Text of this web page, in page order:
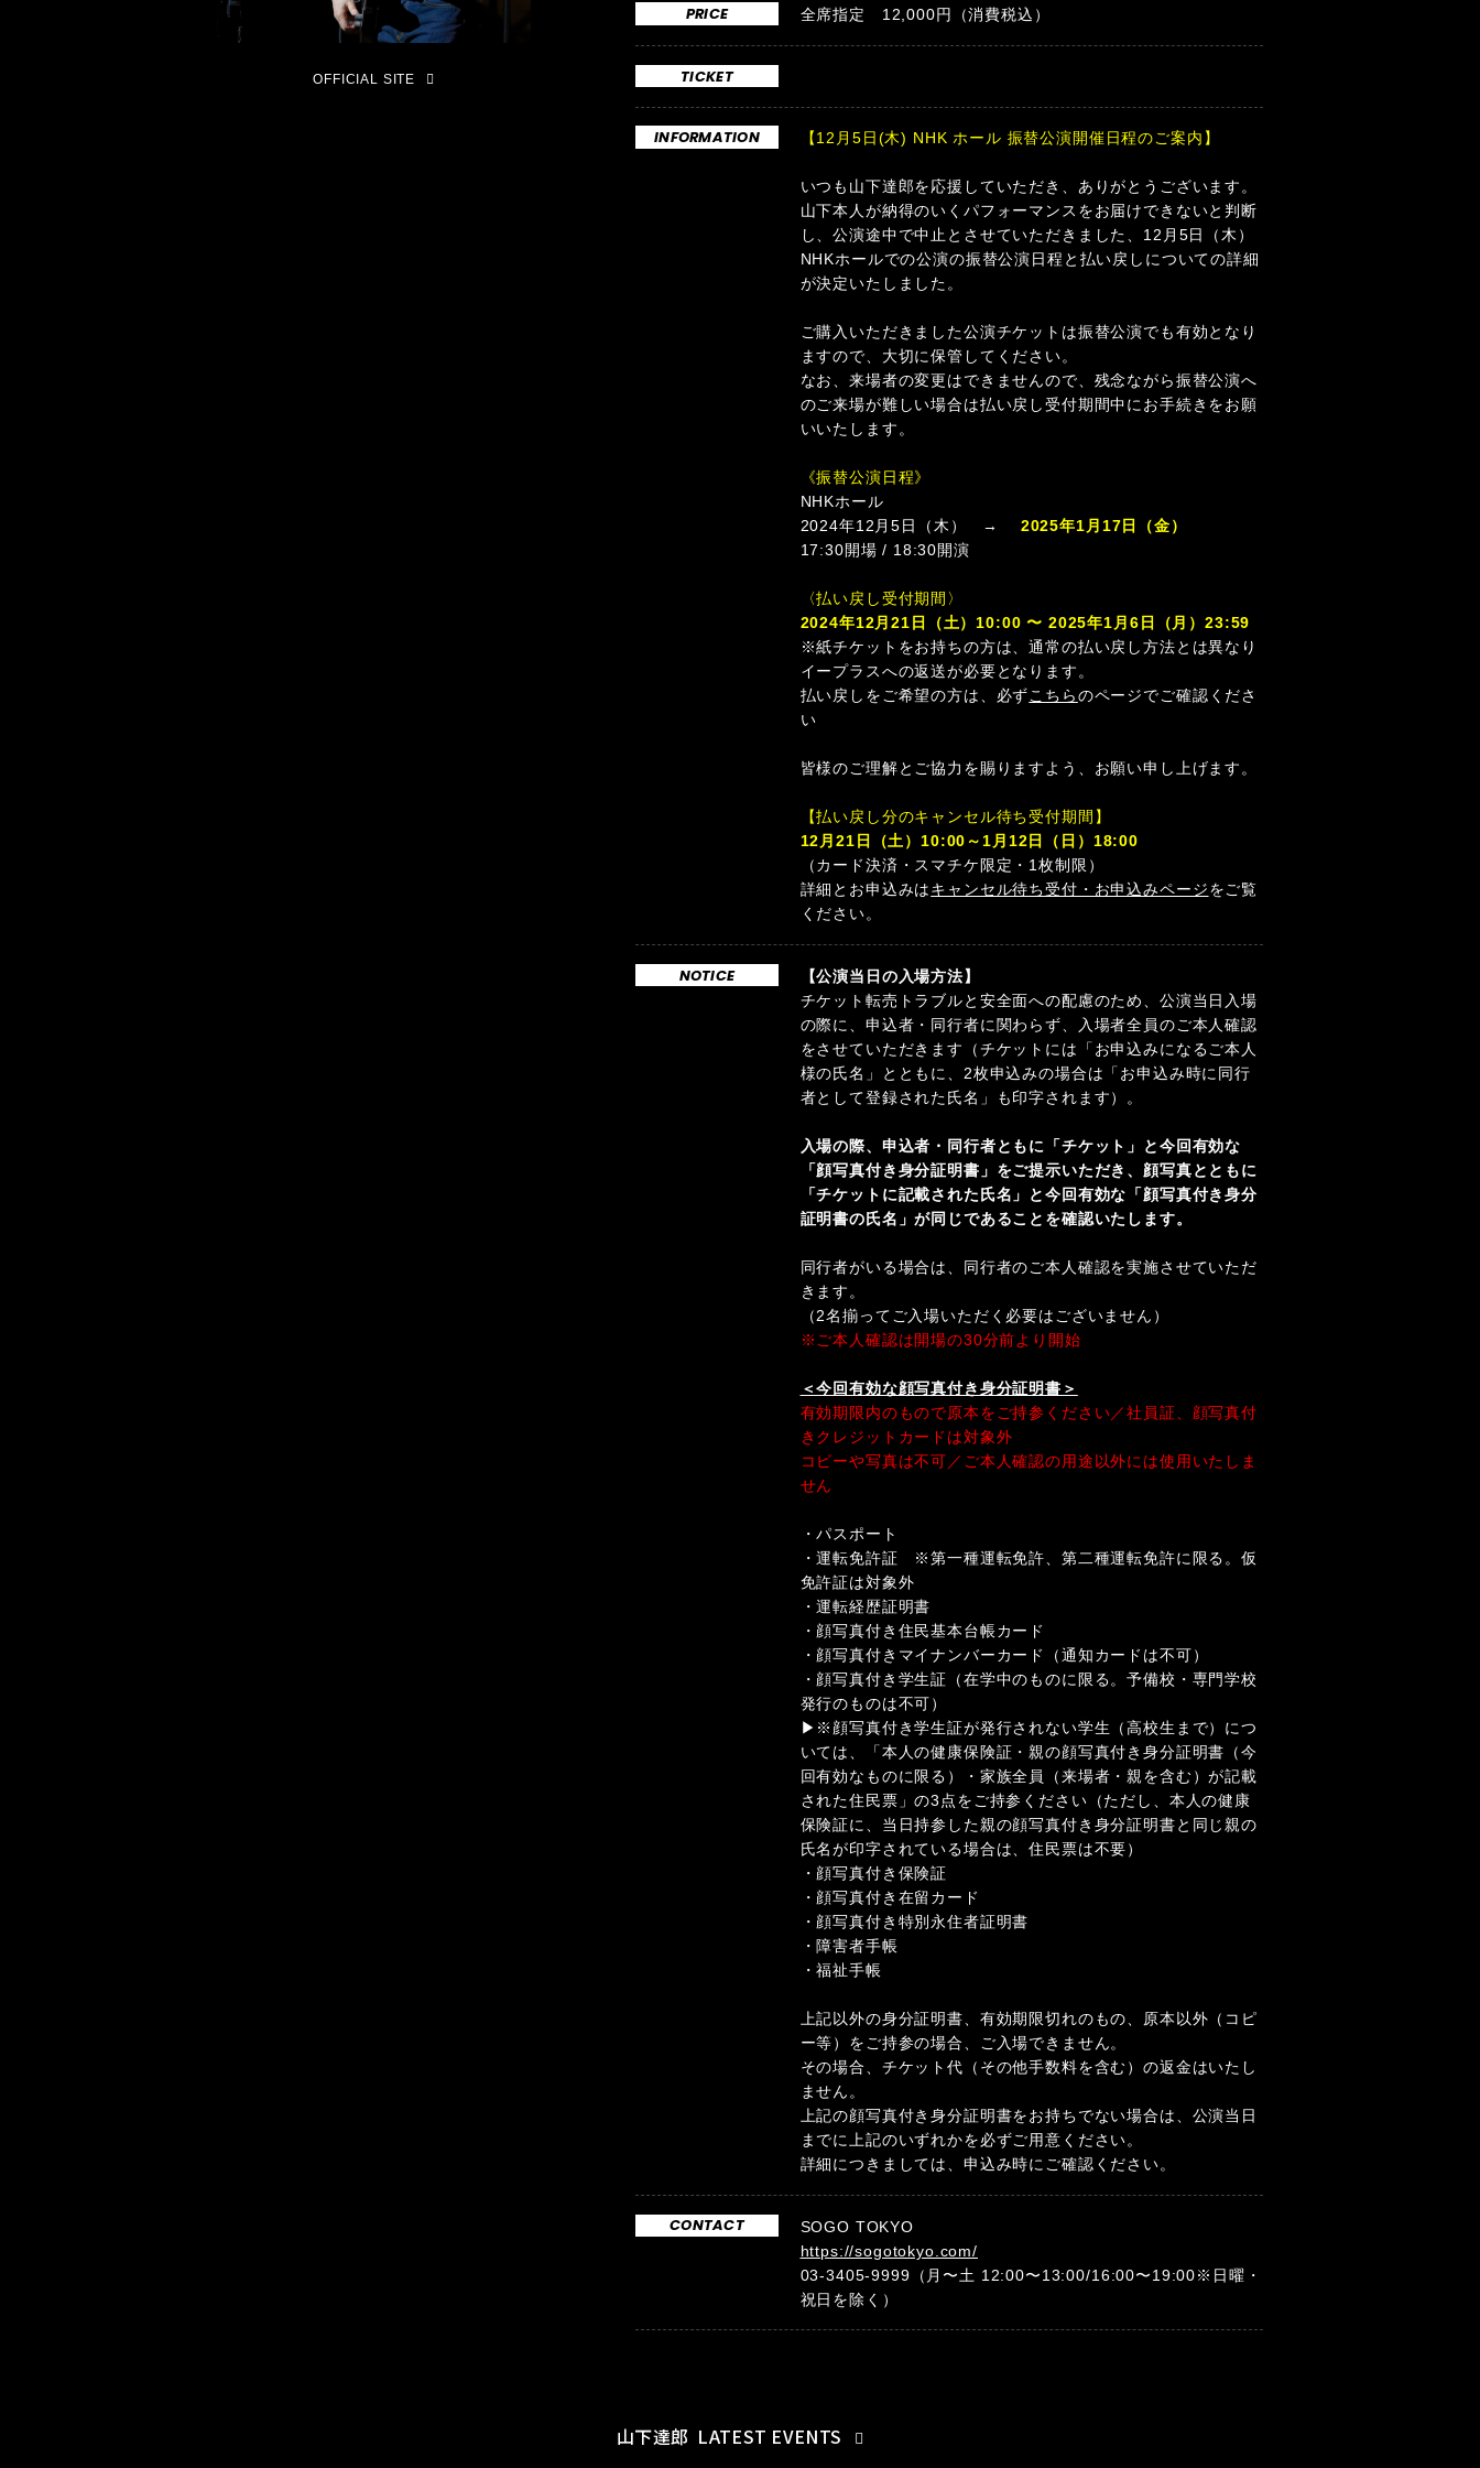
OFFICIAL SITE
PRICE 全席指定 12,000円（消費税込）
TICKET
INFORMATION 【12月5日(木) NHK ホール 振替公演開催日程のご案内】
いつも山下達郎を応援していただき、ありがとうございます。
山下本人が納得のいくパフォーマンスをお届けできないと判断
し、公演途中で中止とさせていただきました、12月5日（木）
NHKホールでの公演の振替公演日程と払い戻しについての詳細
が決定いたしました。
ご購入いただきました公演チケットは振替公演でも有効となり
ますので、大切に保管してください。
なお、来場者の変更はできませんので、残念ながら振替公演へ
のご来場が難しい場合は払い戻し受付期間中にお手続きをお願
いいたします。
《振替公演日程》
NHKホール
2024年12月5日（木） →
2025年1月17日（金）
17:30開場 / 18:30開演
〈払い戻し受付期間〉
2024年12月21日（土）10:00 〜 2025年1月6日（月）23:59
※紙チケットをお持ちの方は、通常の払い戻し方法とは異なり
イープラスへの返送が必要となります。
払い戻しをご希望の方は、必ずこちらのページでご確認くださ
い
皆様のご理解とご協力を賜りますよう、お願い申し上げます。
【払い戻し分のキャンセル待ち受付期間】
12月21日（土）10:00～1月12日（日）18:00
（カード決済・スマチケ限定・1枚制限）
詳細とお申込みはキャンセル待ち受付・お申込みページをご覧
ください。
NOTICE
【公演当日の入場方法】
チケット転売トラブルと安全面への配慮のため、公演当日入場
の際に、申込者・同行者に関わらず、入場者全員のご本人確認
をさせていただきます（チケットには「お申込みになるご本人
様の氏名」とともに、2枚申込みの場合は「お申込み時に同行
者として登録された氏名」も印字されます）。
入場の際、申込者・同行者ともに「チケット」と今回有効な
「顔写真付き身分証明書」をご提示いただき、顔写真とともに
「チケットに記載された氏名」と今回有効な「顔写真付き身分
証明書の氏名」が同じであることを確認いたします。
同行者がいる場合は、同行者のご本人確認を実施させていただ
きます。
（2名揃ってご入場いただく必要はございません）
※ご本人確認は開場の30分前より開始
＜今回有効な顔写真付き身分証明書＞
有効期限内のもので原本をご持参ください／社員証、顔写真付
きクレジットカードは対象外
コピーや写真は不可／ご本人確認の用途以外には使用いたしま
せん
・パスポート
・運転免許証 ※第一種運転免許、第二種運転免許に限る。仮
免許証は対象外
・運転経歴証明書
・顔写真付き住民基本台帳カード
・顔写真付きマイナンバーカード（通知カードは不可）
・顔写真付き学生証（在学中のものに限る。予備校・専門学校
発行のものは不可）
▶※顔写真付き学生証が発行されない学生（高校生まで）につ
いては、「本人の健康保険証・親の顔写真付き身分証明書（今
回有効なものに限る）・家族全員（来場者・親を含む）が記載
された住民票」の3点をご持参ください（ただし、本人の健康
保険証に、当日持参した親の顔写真付き身分証明書と同じ親の
氏名が印字されている場合は、住民票は不要）
・顔写真付き保険証
・顔写真付き在留カード
・顔写真付き特別永住者証明書
・障害者手帳
・福祉手帳
上記以外の身分証明書、有効期限切れのもの、原本以外（コピ
ー等）をご持参の場合、ご入場できません。
その場合、チケット代（その他手数料を含む）の返金はいたし
ません。
上記の顔写真付き身分証明書をお持ちでない場合は、公演当日
までに上記のいずれかを必ずご用意ください。
詳細につきましては、申込み時にご確認ください。
CONTACT
SOGO TOKYO
https://sogotokyo.com/
03-3405-9999（月〜土 12:00〜13:00/16:00〜19:00※日曜・
祝日を除く）
山下達郎 LATEST EVENTS